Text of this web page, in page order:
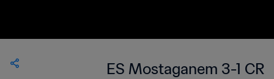
ES Mostaganem 3-1 CR